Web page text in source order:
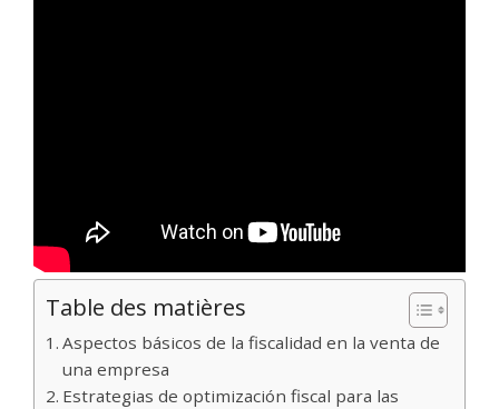
Table des matières
Aspectos básicos de la fiscalidad en la venta de
una empresa
Estrategias de optimización fiscal para las